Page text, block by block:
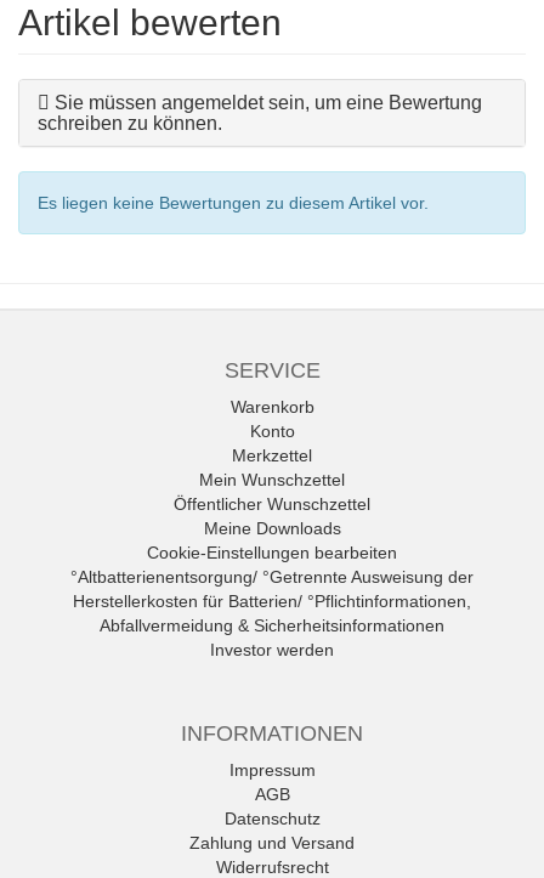
Artikel bewerten
Sie müssen angemeldet sein, um eine Bewertung
schreiben zu können.
Es liegen keine Bewertungen zu diesem Artikel vor.
SERVICE
Warenkorb
Konto
Merkzettel
Mein Wunschzettel
Öffentlicher Wunschzettel
Meine Downloads
Cookie-Einstellungen bearbeiten
°Altbatterienentsorgung/ °Getrennte Ausweisung der
Herstellerkosten für Batterien/ °Pflichtinformationen,
Abfallvermeidung & Sicherheitsinformationen
Investor werden
INFORMATIONEN
Impressum
AGB
Datenschutz
Zahlung und Versand
Widerrufsrecht